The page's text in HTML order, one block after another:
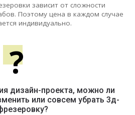
зависит от сложности
Поэтому цена в каждом случае
индивидуально.
?
дизайн-проекта, можно ли
или совсем убрать 3д-